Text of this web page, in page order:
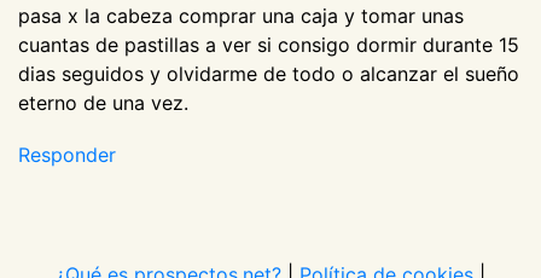
pasa x la cabeza comprar una caja y tomar unas
cuantas de pastillas a ver si consigo dormir durante 15
dias seguidos y olvidarme de todo o alcanzar el sueño
eterno de una vez.
Responder